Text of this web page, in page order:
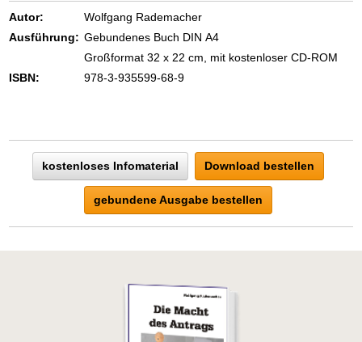
Autor:
Wolfgang Rademacher
Ausführung: Gebundenes Buch DIN A4
Großformat 32 x 22 cm, mit kostenloser CD-ROM
ISBN:
978-3-935599-68-9
kostenloses Infomaterial Download bestellen
gebundene Ausgabe bestellen